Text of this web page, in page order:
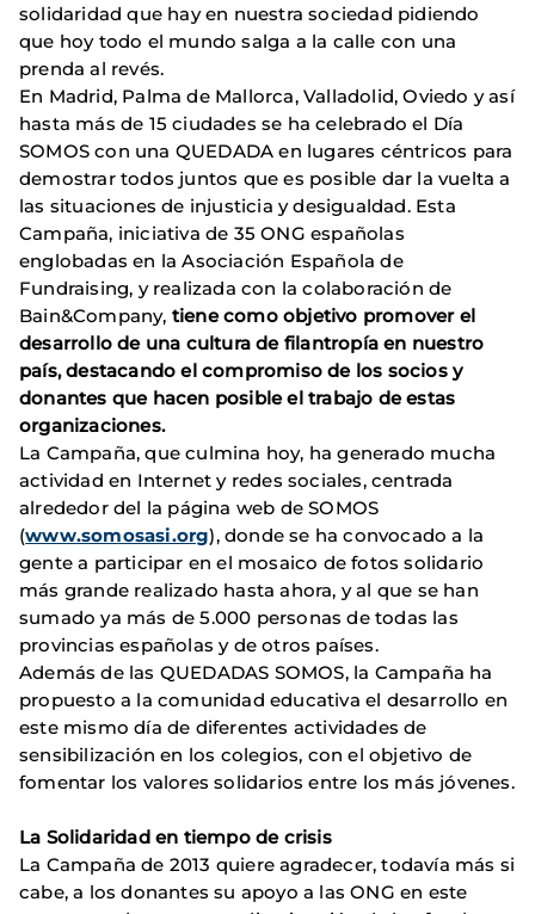
solidaridad que hay en nuestra sociedad pidiendo
que hoy todo el mundo salga a la calle con una
prenda al revés.
En Madrid, Palma de Mallorca, Valladolid, Oviedo y así
hasta más de 15 ciudades se ha celebrado el Día
SOMOS con una QUEDADA en lugares céntricos para
demostrar todos juntos que es posible dar la vuelta a
las situaciones de injusticia y desigualdad. Esta
Campaña, iniciativa de 35 ONG españolas
englobadas en la Asociación Española de
Fundraising, y realizada con la colaboración de
Bain&Company, tiene como objetivo promover el
desarrollo de una cultura de filantropía en nuestro
país, destacando el compromiso de los socios y
donantes que hacen posible el trabajo de estas
organizaciones.
La Campaña, que culmina hoy, ha generado mucha
actividad en Internet y redes sociales, centrada
alrededor del la página web de SOMOS
(www.somosasi.org), donde se ha convocado a la
gente a participar en el mosaico de fotos solidario
más grande realizado hasta ahora, y al que se han
sumado ya más de 5.000 personas de todas las
provincias españolas y de otros países.
Además de las QUEDADAS SOMOS, la Campaña ha
propuesto a la comunidad educativa el desarrollo en
este mismo día de diferentes actividades de
sensibilización en los colegios, con el objetivo de
fomentar los valores solidarios entre los más jóvenes.
La Solidaridad en tiempo de crisis
La Campaña de 2013 quiere agradecer, todavía más si
cabe, a los donantes su apoyo a las ONG en este